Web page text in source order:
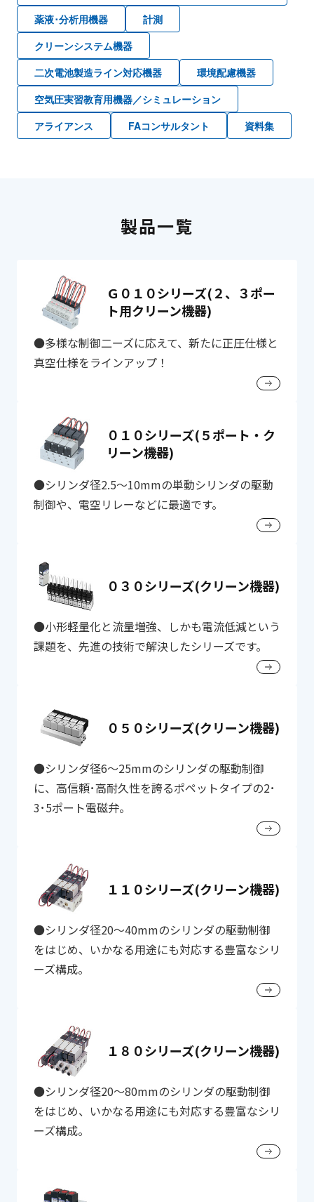
薬液･分析用機器
計測
クリーンシステム機器
二次電池製造ライン対応機器
環境配慮機器
空気圧実習教育用機器／シミュレーション
アライアンス
FAコンサルタント 資料集
製品一覧
Ｇ０１０シリーズ(２、３ポー
ト用クリーン機器)
●多様な制御二ーズに応えて、新たに正圧仕様と
真空仕様をラインアップ！
０１０シリーズ(５ポート・ク
リーン機器)
●シリンダ径2.5～10mmの単動シリンダの駆動
制御や、電空リレーなどに最適です。
０３０シリーズ(クリーン機器)
●小形軽量化と流量増強、しかも電流低減という
課題を、先進の技術で解決したシリーズです。
０５０シリーズ(クリーン機器)
●シリンダ径6～25mmのシリンダの駆動制御
に、高信頼･高耐久性を誇るポペットタイプの2･
3･5ポート電磁弁。
１１０シリーズ(クリーン機器)
●シリンダ径20～40mmのシリンダの駆動制御
をはじめ、いかなる用途にも対応する豊富なシリ
ーズ構成。
１８０シリーズ(クリーン機器)
●シリンダ径20～80mmのシリンダの駆動制御
をはじめ、いかなる用途にも対応する豊富なシリ
ーズ構成。